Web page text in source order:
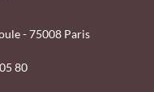
- 75008 Paris
80